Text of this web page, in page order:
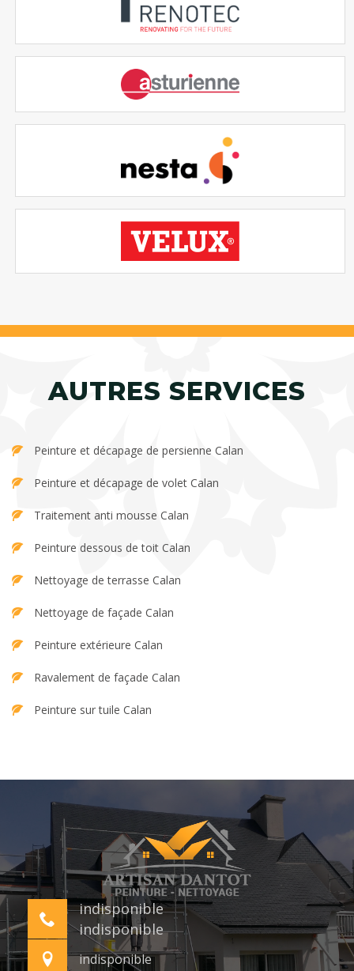
AUTRES SERVICES
Peinture et décapage de persienne Calan
Peinture et décapage de volet Calan
Traitement anti mousse Calan
Peinture dessous de toit Calan
Nettoyage de terrasse Calan
Nettoyage de façade Calan
Peinture extérieure Calan
Ravalement de façade Calan
Peinture sur tuile Calan
indisponible
indisponible
indisponible